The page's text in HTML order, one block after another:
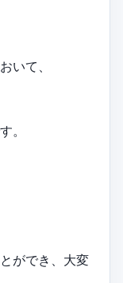
いて、
。
ができ、大変